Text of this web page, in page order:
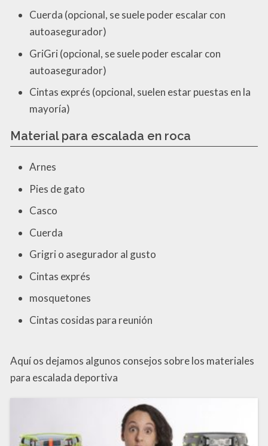
Cuerda (opcional, se suele poder escalar con
autoasegurador)
GriGri (opcional, se suele poder escalar con
autoasegurador)
Cintas exprés (opcional, suelen estar puestas en la
mayoría)
Material para escalada en roca
Arnes
Pies de gato
Casco
Cuerda
Grigri o asegurador al gusto
Cintas exprés
mosquetones
Cintas cosidas para reunión
Aquí os dejamos algunos consejos sobre los materiales
para escalada deportiva